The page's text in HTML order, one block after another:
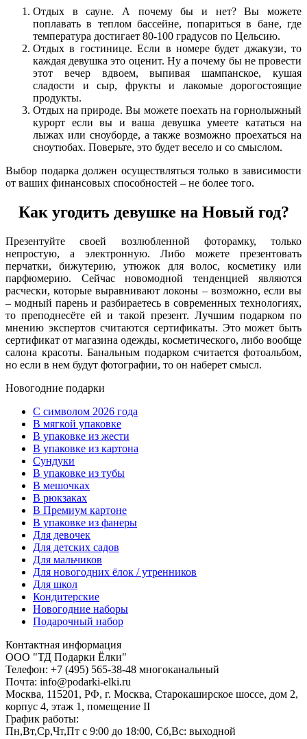
Отдых в сауне. А почему бы и нет? Вы можете
поплавать в теплом бассейне, попариться в бане, где
температура достигает 80-100 градусов по Цельсию.
Отдых в гостинице. Если в номере будет джакузи, то
каждая девушка это оценит. Ну а почему бы не провести
этот вечер вдвоем, выпивая шампанское, кушая
сладости и сыр, фрукты и лакомые дорогостоящие
продукты.
Отдых на природе. Вы можете поехать на горнолыжный
курорт если вы и ваша девушка умеете кататься на
лыжах или сноуборде, а также возможно проехаться на
сноутюбах. Поверьте, это будет весело и со смыслом.
Выбор подарка должен осуществляться только в зависимости
от ваших финансовых способностей – не более того.
Как угодить девушке на Новый год?
Презентуйте своей возлюбленной фоторамку, только
непростую, а электронную. Либо можете презентовать
перчатки, бижутерию, утюжок для волос, косметику или
парфюмерию. Сейчас новомодной тенденцией являются
расчески, которые выравнивают локоны – возможно, если вы
– модный парень и разбираетесь в современных технологиях,
то преподнесёте ей и такой презент. Лучшим подарком по
мнению экспертов считаются сертификаты. Это может быть
сертификат от магазина одежды, косметического, либо вообще
салона красоты. Банальным подарком считается фотоальбом,
но если в нем будут фотографии, то он наберет смысл.
Новогодние подарки
C символом 2026 года
В мягкой упаковке
В упаковке из жести
В упаковке из картона
Сундуки
В упаковке из тубы
В мешочках
В рюкзаках
В Премиум картоне
В упаковке из фанеры
Для девочек
Для детских садов
Для мальчиков
Для новогодних ёлок / утренников
Для школ
Кондитерские
Новогодние наборы
Подарочный набор
Контактная информация
ООО "ТД Подарки Ёлки"
Телефон: +7 (495) 565-38-48 многоканальный
Почта: info@podarki-elki.ru
Москва, 115201, РФ, г. Москва, Старокаширское шоссе, дом 2,
корпус 4, этаж 1, помещение II
График работы:
Пн,Вт,Ср,Чт,Пт с 9:00 до 18:00, Сб,Вс: выходной